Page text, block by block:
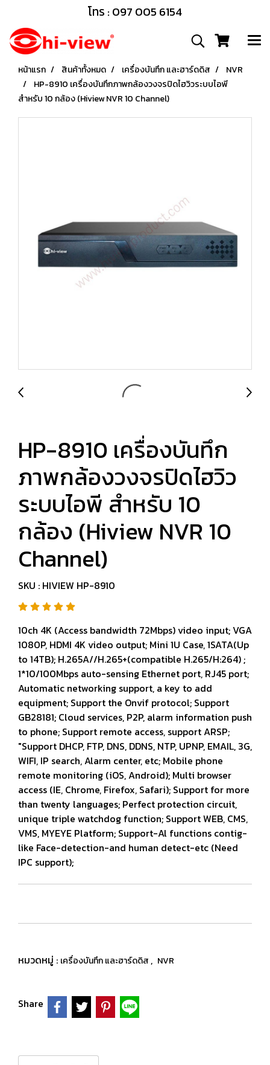
โทร : 097 005 6154
หน้าแรก สินค้าทั้งหมด เครื่องบันทึก และฮาร์ดดิส
NVR
HP-8910 เครื่องบันทึกภาพกล้องวงจรปิดไฮวิวระบบไอพี
สำหรับ 10 กล้อง (Hiview NVR 10 Channel)
HP-8910 เครื่องบันทึก
ภาพกล้องวงจรปิดไฮวิว
ระบบไอพี สำหรับ 10
กล้อง (Hiview NVR 10
Channel)
SKU : HIVIEW HP-8910
10ch 4K (Access bandwidth 72Mbps) video input; VGA
1080P, HDMI 4K video output; Mini 1U Case, 1SATA(Up
to 14TB); H.265A//H.265+(compatible H.265/H:264) ;
1*10/100Mbps auto-sensing Ethernet port, RJ45 port;
Automatic networking support, a key to add
equipment; Support the Onvif protocol; Support
GB28181; Cloud services, P2P, alarm information push
to phone; Support remote access, support ARSP;
"Support DHCP, FTP, DNS, DDNS, NTP, UPNP, EMAIL, 3G,
WIFI, IP search, Alarm center, etc; Mobile phone
remote monitoring (iOS, Android); Multi browser
access (IE, Chrome, Firefox, Safari); Support for more
than twenty languages; Perfect protection circuit,
unique triple watchdog function; Support WEB, CMS,
VMS, MYEYE Platform; Support-Al functions contig-
like Face-detection-and human detect-etc (Need
IPC support);
หมวดหมู่ : เครื่องบันทึก และฮาร์ดดิส , NVR
Share